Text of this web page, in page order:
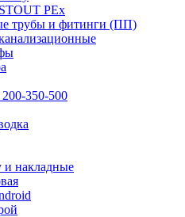
PEx
трубы и фитинги (ПП)
350-500
накладные